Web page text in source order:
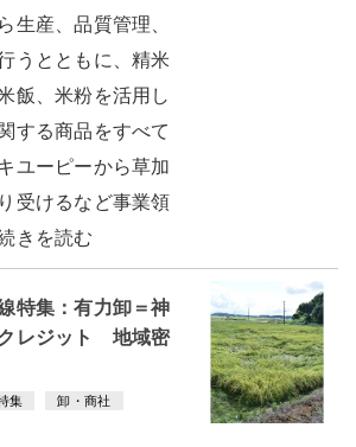
生産、品質管理、
うとともに、精米
飯、米粉を活用し
する商品をすべて
ユーピーから草加
受けるなど事業領
きを読む
特集：有力卸＝神
レジット 地域密
集 卸・商社